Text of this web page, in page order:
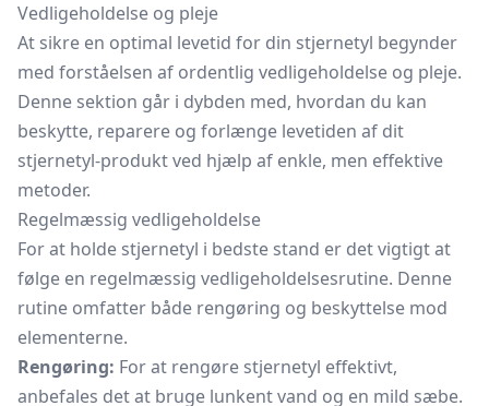
Vedligeholdelse og pleje
At sikre en optimal levetid for din stjernetyl begynder
med forståelsen af ordentlig vedligeholdelse og pleje.
Denne sektion går i dybden med, hvordan du kan
beskytte, reparere og forlænge levetiden af dit
stjernetyl-produkt ved hjælp af enkle, men effektive
metoder.
Regelmæssig vedligeholdelse
For at holde stjernetyl i bedste stand er det vigtigt at
følge en regelmæssig vedligeholdelsesrutine. Denne
rutine omfatter både rengøring og beskyttelse mod
elementerne.
Rengøring: For at rengøre stjernetyl effektivt,
anbefales det at bruge lunkent vand og en mild sæbe.